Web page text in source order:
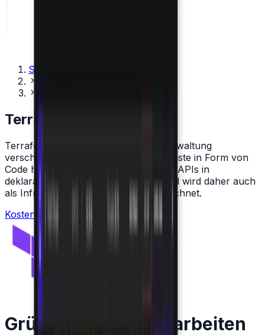
Startseite
Terraform
Terraform ist ein Tool, das bei der Verwaltung
verschiedener Cloud-Infrastrukturdienste in Form von
Code hilft. Terraform kodifiziert Cloud-APIs in
deklarativen Konfigurationsdateien und wird daher auch
als Infrastructure as Code (IaC) bezeichnet.
Kostenlose Beratung buchen
Gründe, mit uns zu arbeiten